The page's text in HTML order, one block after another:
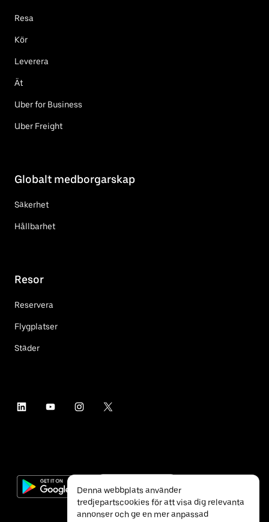
Resa
Kör
Leverera
Ät
Uber for Business
Uber Freight
Globalt medborgarskap
Säkerhet
Hållbarhet
Resor
Reservera
Flygplatser
Städer
Denna webbplats använder
tredjepartscookies för att visa dig relevanta
annonser och ge en mer anpassad